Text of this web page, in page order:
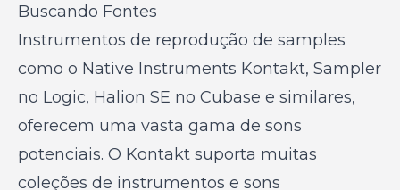
Buscando Fontes
Instrumentos de reprodução de samples
como o Native Instruments Kontakt, Sampler
no Logic, Halion SE no Cubase e similares,
oferecem uma vasta gama de sons
potenciais. O Kontakt suporta muitas
coleções de instrumentos e sons